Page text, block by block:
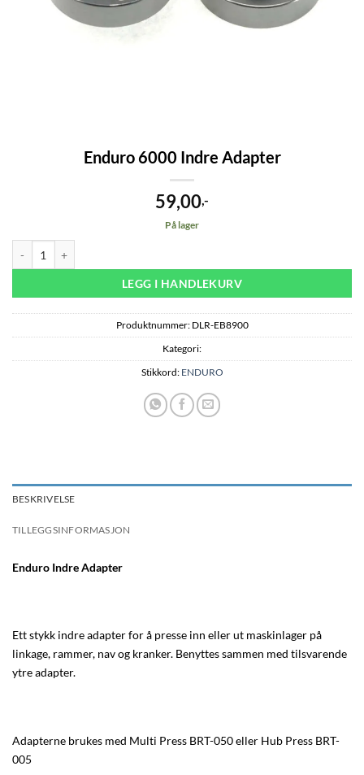
Enduro 6000 Indre Adapter
59,00,-
På lager
LEGG I HANDLEKURV
Produktnummer: DLR-EB8900
Kategori:
Stikkord: ENDURO
BESKRIVELSE
TILLEGGSINFORMASJON
Enduro Indre Adapter
Ett stykk indre adapter for å presse inn eller ut maskinlager på
linkage, rammer, nav og kranker. Benyttes sammen med tilsvarende
ytre adapter.
Adapterne brukes med Multi Press BRT-050 eller Hub Press BRT-
005